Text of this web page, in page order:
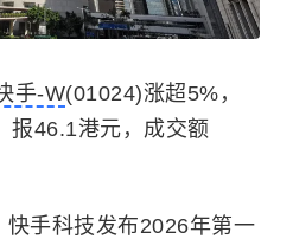
手-W(01024)涨超5%，
报46.1港元，成交额
手科技发布2026年第一